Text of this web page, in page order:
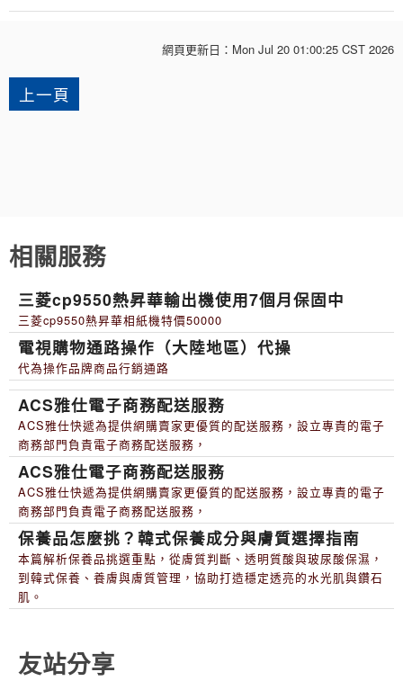
網頁更新日： Mon Jul 20 01:00:25 CST 2026
上一頁
相關服務
三菱cp9550熱昇華輸出機使用7個月保固中
三菱cp9550熱昇華相紙機特價50000
電視購物通路操作（大陸地區）代操
代為操作品牌商品行銷通路
ACS雅仕電子商務配送服務
ACS雅仕快遞為提供網購賣家更優質的配送服務，設立專責的電子
商務部門負責電子商務配送服務，
ACS雅仕電子商務配送服務
ACS雅仕快遞為提供網購賣家更優質的配送服務，設立專責的電子
商務部門負責電子商務配送服務，
保養品怎麼挑？韓式保養成分與膚質選擇指南
本篇解析保養品挑選重點，從膚質判斷、透明質酸與玻尿酸保濕，
到韓式保養、養膚與膚質管理，協助打造穩定透亮的水光肌與鑽石
肌。
友站分享